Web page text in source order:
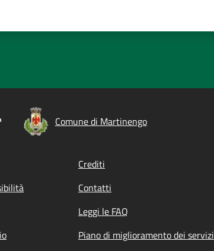
Comune di Martinengo
Crediti
Contatti
Leggi le FAQ
Piano di miglioramento dei servizi